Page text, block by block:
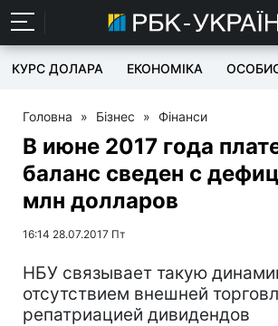
КУРС ДОЛАРА ЕКОНОМІКА
Головна » Бізнес » Фінанси
В июне 2017 года
баланс сведен с
млн долларов
16:14 28.07.2017 Пт
НБУ связывает такую
отсутствием внешней
репатриацией дивидендов